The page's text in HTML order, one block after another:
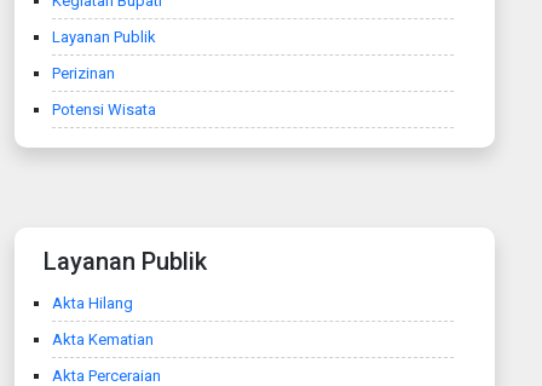
Layanan Publik
Perizinan
Potensi Wisata
Layanan Publik
Akta Hilang
Akta Kematian
Akta Perceraian